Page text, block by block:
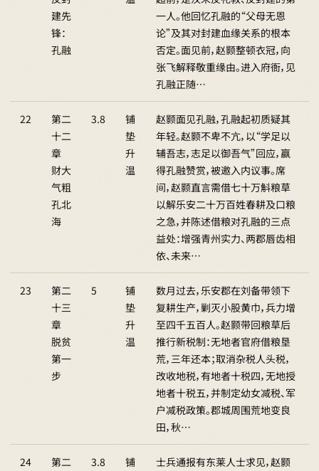
建先
锋：
孔融
一人。他回忆孔融的“父母无恩
论”及其对封建血缘关系的根本
否定。面见前，赵颢整顿衣冠，向
张飞解释敬重缘由。进入府衙，见
孔融正随…
22
第二
十二
章
财大
气粗
孔北
海
3.8
铺
垫
升
温
赵颢面见孔融，孔融起初质疑其
年轻。赵颢不卑不亢，以“学足以
辅吾志，志足以御吾气”回应，赢
得孔融赞赏，被邀入内议事。席
间，赵颢直言需借七十万斛粮草
以解乐安二十万百姓春耕及口粮
之急，并陈述借粮对孔融的三点
益处：增强青州实力、两郡唇齿相
依、未来…
23
第二
十三
章
脱贫
第一
步
5
铺
垫
升
温
数月过去，乐安郡在刘备带领下
复耕生产，剿灭小股黄巾，兵力增
至四千五百人。赵颢带回粮草后
推行新税制：无地者官府借粮垦
荒，三年还本；取消杂税人头税，
改收地税，有地者十税四，无地授
地者十税五，并制定幼女减税、军
户减税政策。郡城周围荒地变良
田，秋…
24
第二
3.8
铺
士兵通报有东莱人士求见，赵颢